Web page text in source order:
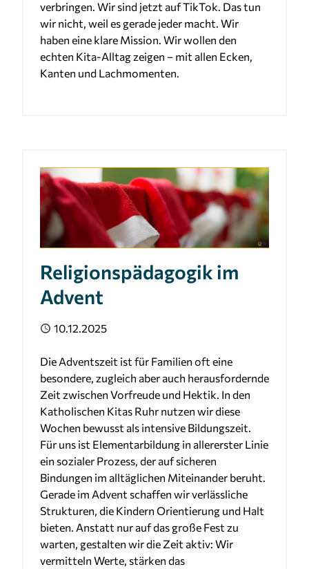
verbringen. Wir sind jetzt auf TikTok. Das tun
wir nicht, weil es gerade jeder macht. Wir
haben eine klare Mission. Wir wollen den
echten Kita-Alltag zeigen – mit allen Ecken,
Kanten und Lachmomenten.
Religionspädagogik im
Advent
Veröffentlicht
10.12.2025
Die Adventszeit ist für Familien oft eine
besondere, zugleich aber auch herausfordernde
Zeit zwischen Vorfreude und Hektik. In den
Katholischen Kitas Ruhr nutzen wir diese
Wochen bewusst als intensive Bildungszeit.
Für uns ist Elementarbildung in allererster Linie
ein sozialer Prozess, der auf sicheren
Bindungen im alltäglichen Miteinander beruht.
Gerade im Advent schaffen wir verlässliche
Strukturen, die Kindern Orientierung und Halt
bieten. Anstatt nur auf das große Fest zu
warten, gestalten wir die Zeit aktiv: Wir
vermitteln Werte, stärken das